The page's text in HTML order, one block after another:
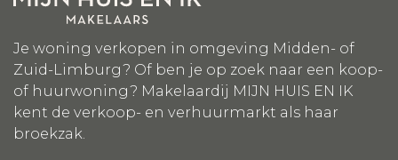
Je woning verkopen in omgeving Midden- of
Zuid-Limburg? Of ben je op zoek naar een koop-
of huurwoning? Makelaardij MIJN HUIS EN IK
kent de verkoop- en verhuurmarkt als haar
broekzak.